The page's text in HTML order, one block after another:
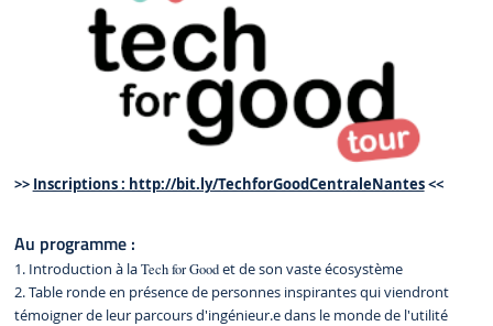
>> Inscriptions : http://bit.ly/TechforGoodCentraleNantes<<
Au programme :
1. Introduction à laTech for Goodet de son vaste écosystème
2. Table ronde en présence de personnes inspirantes qui viendront
témoigner de leur parcours d'ingénieur.e dans le monde de l'utilité